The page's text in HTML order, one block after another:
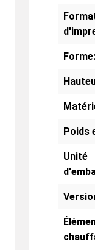
Forme:
Poids
Unité